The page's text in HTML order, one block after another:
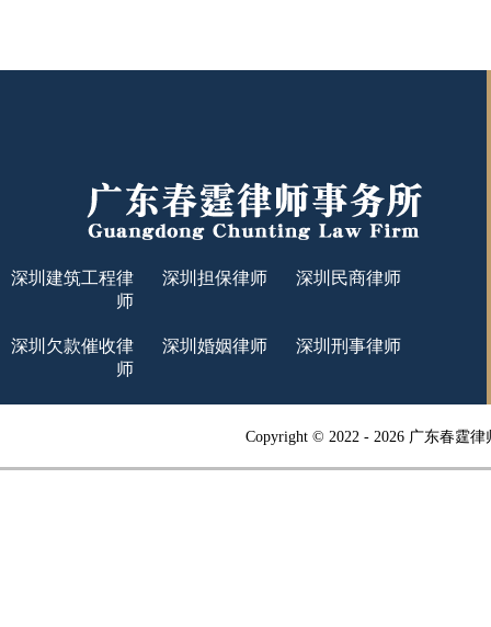
深圳建筑工程律
师
深圳担保律师 深圳民商律师
深圳欠款催收律
师
深圳婚姻律师 深圳刑事律师
Copyright © 2022 - 2026 广东春霆